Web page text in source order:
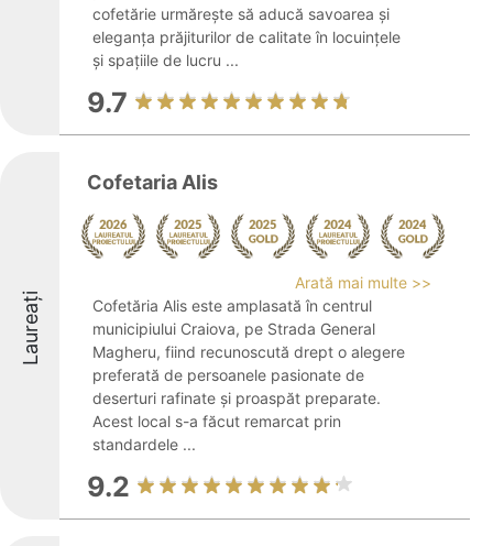
cofetărie urmărește să aducă savoarea și
eleganța prăjiturilor de calitate în locuințele
și spațiile de lucru ...
9.7
Laureați
Cofetaria Alis
Arată mai multe >>
Cofetăria Alis este amplasată în centrul
municipiului Craiova, pe Strada General
Magheru, fiind recunoscută drept o alegere
preferată de persoanele pasionate de
deserturi rafinate și proaspăt preparate.
Acest local s-a făcut remarcat prin
standardele ...
9.2